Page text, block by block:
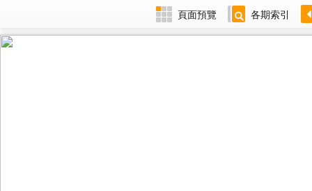
頁面預覽 各期索引